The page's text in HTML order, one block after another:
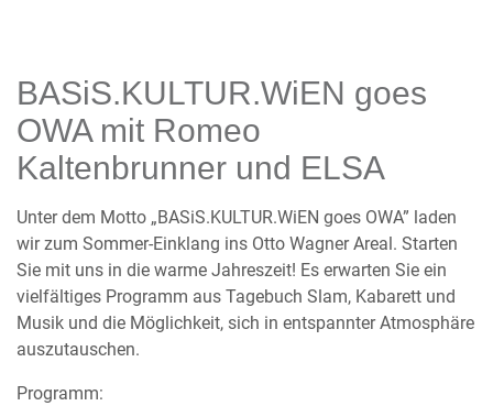
BASiS.KULTUR.WiEN goes
OWA mit Romeo
Kaltenbrunner und ELSA
Unter dem Motto „BASiS.KULTUR.WiEN goes OWA” laden
wir zum Sommer-Einklang ins Otto Wagner Areal. Starten
Sie mit uns in die warme Jahreszeit! Es erwarten Sie ein
vielfältiges Programm aus Tagebuch Slam, Kabarett und
Musik und die Möglichkeit, sich in entspannter Atmosphäre
auszutauschen.
Programm: